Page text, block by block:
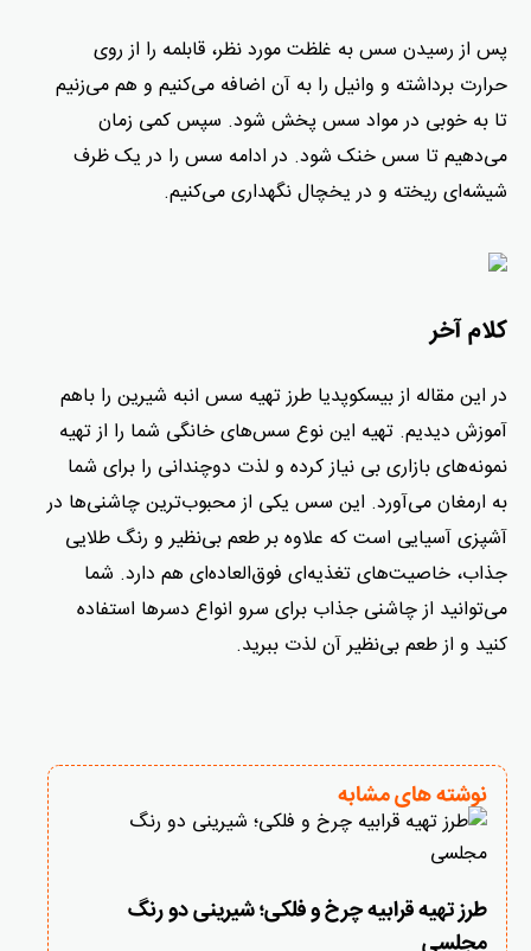
پس از رسیدن سس به غلظت مورد نظر، قابلمه را از روی
حرارت برداشته و وانیل را به آن اضافه می‌کنیم و هم می‌زنیم
تا به خوبی در مواد سس پخش شود. سپس کمی زمان
می‌دهیم تا سس خنک شود. در ادامه سس را در یک ظرف
شیشه‌ای ریخته و در یخچال نگهداری می‌کنیم.
کلام آخر
در این مقاله از بیسکوپدیا طرز تهیه سس انبه شیرین را باهم
آموزش دیدیم. تهیه این نوع سس‌های خانگی شما را از تهیه
نمونه‌های بازاری بی نیاز کرده و لذت دوچندانی را برای شما
به ارمغان می‌آورد. این سس یکی از محبوب‌ترین چاشنی‌ها در
آشپزی آسیایی است که علاوه بر طعم بی‌نظیر و رنگ طلایی
جذاب، خاصیت‌های تغذیه‌ای فوق‌العاده‌ای هم دارد. شما
می‌توانید از چاشنی جذاب برای سرو انواع دسرها استفاده
کنید و از طعم بی‌نظیر آن لذت ببرید.
نوشته های مشابه
طرز تهیه قرابیه چرخ و فلکی؛ شیرینی دو رنگ
مجلسی